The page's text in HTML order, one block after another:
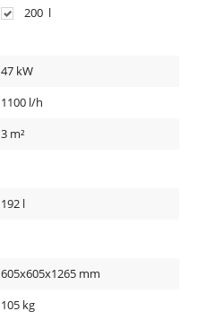
200 l
47 kW
1100 l/h
3 m²
192 l
605x605x1265 mm
105 kg